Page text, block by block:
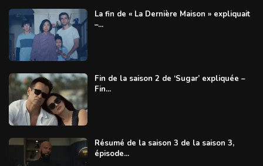
La fin de « La Dernière Maison » expliquait
–...
Fin de la saison 2 de ‘Sugar’ expliquée –
Fin...
Résumé de la saison 3 de la saison 3,
épisode...